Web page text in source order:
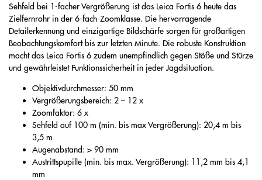
Sehfeld bei 1-facher Vergrößerung ist das Leica Fortis 6 heute das
Zielfernrohr in der 6-fach-Zoomklasse. Die hervorragende
Detailerkennung und einzigartige Bildschärfe sorgen für großartigen
Beobachtungskomfort bis zur letzten Minute. Die robuste Konstruktion
macht das Leica Fortis 6 zudem unempfindlich gegen Stöße und Stürze
und gewährleistet Funktionssicherheit in jeder Jagdsituation.
Objektivdurchmesser: 50 mm
Vergrößerungsbereich: 2 – 12 x
Zoomfaktor: 6 x
Sehfeld auf 100 m (min. bis max Vergrößerung): 20,4 m bis
3,5 m
Augenabstand: > 90 mm
Austrittspupille (min. bis max. Vergrößerung): 11,2 mm bis 4,1
mm